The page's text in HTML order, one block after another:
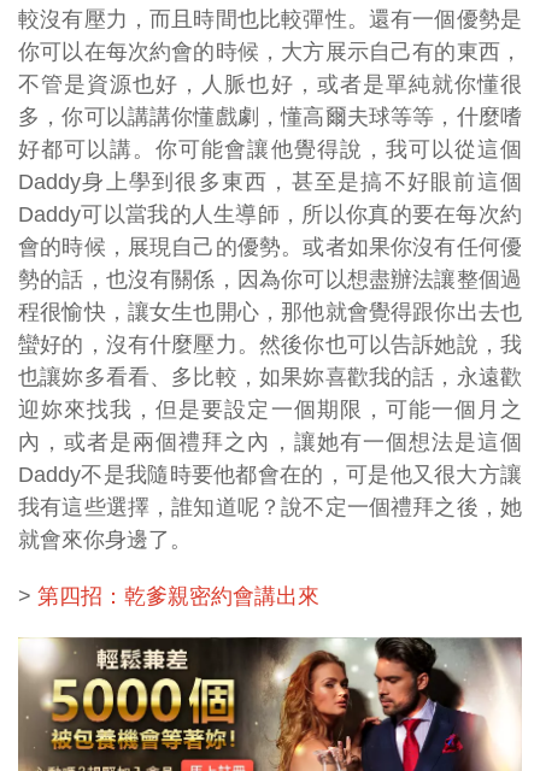
較沒有壓力，而且時間也比較彈性。還有一個優勢是
你可以在每次約會的時候，大方展示自己有的東西，
不管是資源也好，人脈也好，或者是單純就你懂很
多，你可以講講你懂戲劇，懂高爾夫球等等，什麼嗜
好都可以講。你可能會讓他覺得說，我可以從這個
Daddy身上學到很多東西，甚至是搞不好眼前這個
Daddy可以當我的人生導師，所以你真的要在每次約
會的時候，展現自己的優勢。或者如果你沒有任何優
勢的話，也沒有關係，因為你可以想盡辦法讓整個過
程很愉快，讓女生也開心，那他就會覺得跟你出去也
蠻好的，沒有什麼壓力。然後你也可以告訴她說，我
也讓妳多看看、多比較，如果妳喜歡我的話，永遠歡
迎妳來找我，但是要設定一個期限，可能一個月之
內，或者是兩個禮拜之內，讓她有一個想法是這個
Daddy不是我隨時要他都會在的，可是他又很大方讓
我有這些選擇，誰知道呢？說不定一個禮拜之後，她
就會來你身邊了。
> 第四招：乾爹親密約會講出來